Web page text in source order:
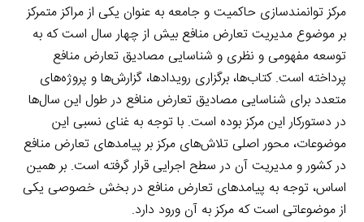
مرکز توانمندسازی حاکمیت و جامعه به عنوان یکی از مراکز متمرکز
بر موضوع مدیریت تعارض منافع بیش از چهار سال است که به
توسعه مفهومی و نظری و شناسایی مصادیق تعارض منافع
پرداخته است. کتاب‌ها، برگزاری رویدادها، گزارش‌ها و پروژه‌های
متعدد برای شناسایی مصادیق تعارض منافع در طول این سال‌ها
در دستورکار این مرکز بوده است. با توجه به غنای نسبی این
موضوعات، محور اصلی تلاش‌های مرکز بر پیامدهای تعارض منافع
در کشور و مدیریت آن در سطح اجرایی قرار گرفته است. بر همین
اساس، توجه به پیامدهای تعارض منافع در بخش خصوصی یکی
از موضوعاتی است که مرکز به آن ورود دارد.